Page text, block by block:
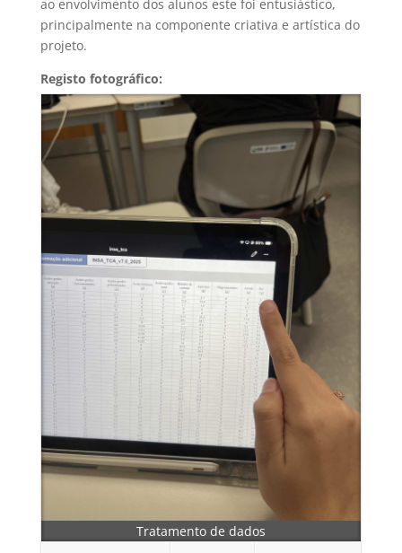
ao envolvimento dos alunos este foi entusiástico,
principalmente na componente criativa e artística do
projeto.
Registo fotográfico:
Tratamento de dados